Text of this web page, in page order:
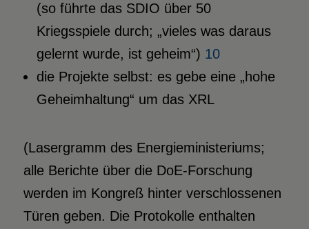
(so führte das SDIO über 50
Kriegsspiele durch; „vieles was daraus
gelernt wurde, ist geheim“) 10
die Projekte selbst: es gebe eine „hohe
Geheimhaltung“ um das XRL
(Lasergramm des Energieministeriums;
alle Berichte über die DoE-Forschung
werden im Kongreß hinter verschlossenen
Türen geben. Die Protokolle enthalten